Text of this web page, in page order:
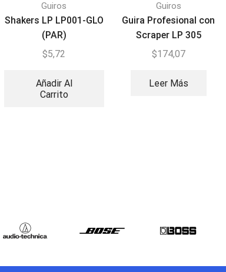
Guiros
Shakers LP LP001-GLO
(PAR)
$5,72
Añadir Al
Carrito
Guiros
Guira Profesional con
Scraper LP 305
$174,07
Leer Más